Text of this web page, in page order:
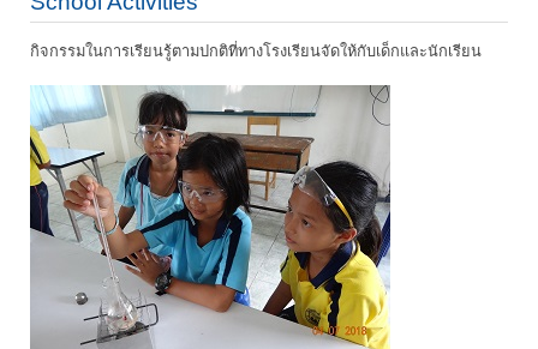
กิจกรรมในการเรียนรู้ตามปกติที่ทางโรงเรียนจัดให้กับเด็กและนักเรียน